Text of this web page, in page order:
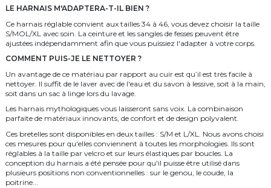
LE HARNAIS M'ADAPTERA-T-IL BIEN ?
Ce harnais réglable convient aux tailles 34 à 46, vous devez choisir la taille
S/MOL/XL avec soin. La ceinture et les sangles de fesses peuvent être
ajustées indépendamment afin que vous puissiez l'adapter à votre corps.
COMMENT PUIS-JE LE NETTOYER ?
Un avantage de ce matériau par rapport au cuir est qu’il est très facile à
nettoyer. Il suffit de le laver avec de l'eau et du savon à lessive, soit à la main,
soit dans un sac à linge lors du lavage.
Les harnais mythologiques vous laisseront sans voix. La combinaison
parfaite de matériaux innovants, de confort et de design polyvalent.
Ces bretelles sont disponibles en deux tailles : S/M et L/XL. Nous avons choisi
ces mesures pour qu'elles conviennent à toutes les morphologies. Ils sont
réglables à la taille par velcro et sur leurs élastiques par boucles. La
conception du harnais a été pensée pour qu'il puisse être utilisé dans
plusieurs positions non conventionnelles : sur le genou, le coude, la
poitrine...